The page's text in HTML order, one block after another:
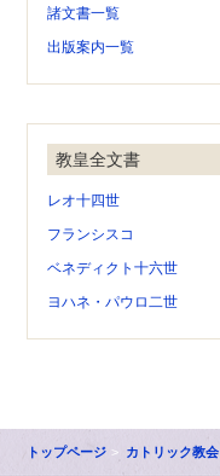
諸文書一覧
出版案内一覧
教皇全文書
レオ十四世
フランシスコ
ベネディクト十六世
ヨハネ・パウロ二世
トップページ カトリック教会